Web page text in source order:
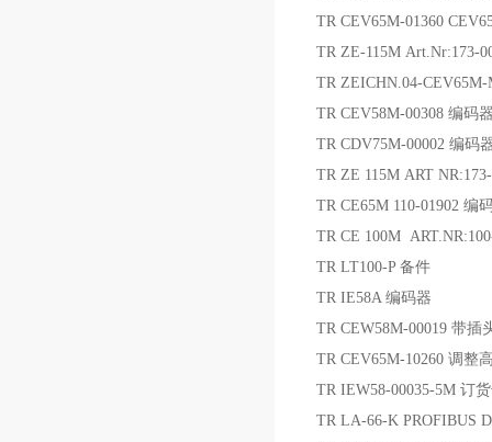
TR CEV65M-01360
TR ZE-115M Art.Nr:173-
TR ZEICHN.04-CEV65M-
TR CEV58M-00308 编码
TR CDV75M-00002 编码
TR ZE 115M ART
TR CE65M 110-01902 编
TR CE 100M
TR LT100-P 备件
TR IE58A 编码器
TR CEW58M-00019 带插
TR CEV65M-10260 调整
TR IEW58-00035-5M 订
TR LA-66-K PROFIBUS